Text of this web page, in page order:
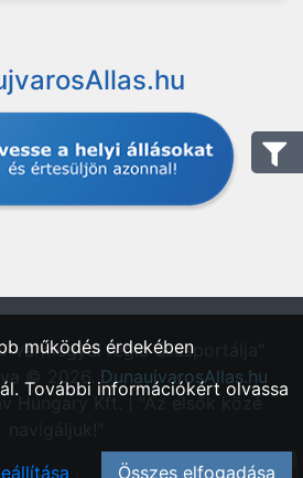
vármegyei régió állásportálja"
© 2026.DunaujvarosAllas.hu
Hungary Kft. | "Az elsők közé
működés érdekében
További információkért olvassa
Összes elfogadása